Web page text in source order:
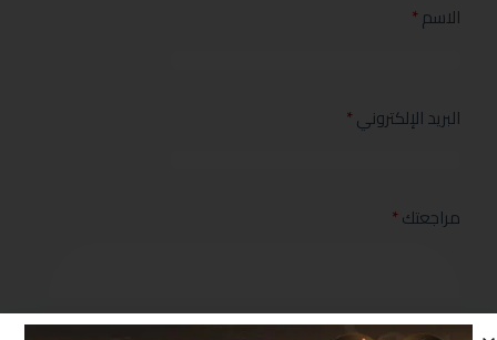
الاسم*
البريد الإلكتروني*
مراجعتك*